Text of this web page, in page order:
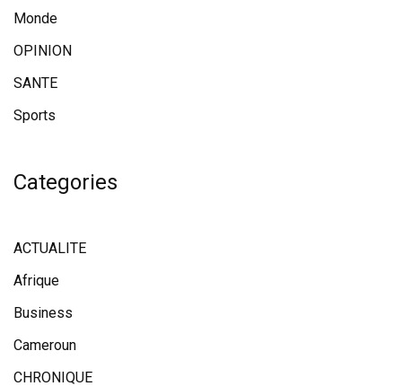
Monde
OPINION
SANTE
Sports
Categories
ACTUALITE
Afrique
Business
Cameroun
CHRONIQUE